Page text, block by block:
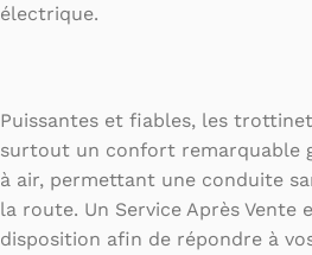
électrique.
Puissantes et fiables, les
surtout un confort remarquable
à air, permettant une conduite
la route. Un Service Après Vente
disposition afin de répondre à